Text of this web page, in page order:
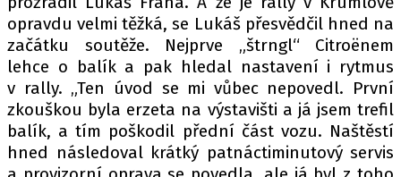
opravdu velmi těžká, se Lukáš přesvědčil hned na
začátku soutěže. Nejprve „štrngl“ Citroënem
lehce o balík a pak hledal nastavení i rytmus
v rally. „Ten úvod se mi vůbec nepovedl. První
zkouškou byla erzeta na výstavišti a já jsem trefil
balík, a tím poškodil přední část vozu. Naštěstí
hned následoval krátký patnáctiminutový servis